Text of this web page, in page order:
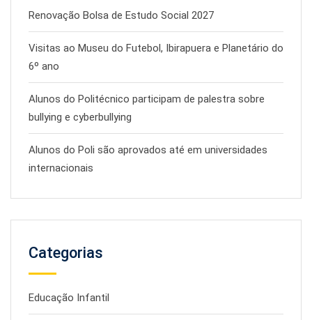
Renovação Bolsa de Estudo Social 2027
Visitas ao Museu do Futebol, Ibirapuera e Planetário do
6º ano
Alunos do Politécnico participam de palestra sobre
bullying e cyberbullying
Alunos do Poli são aprovados até em universidades
internacionais
Categorias
Educação Infantil